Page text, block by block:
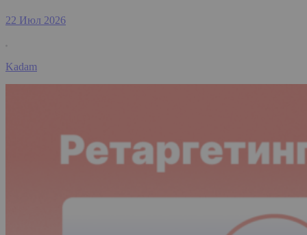
22 Июл 2026
Kadam